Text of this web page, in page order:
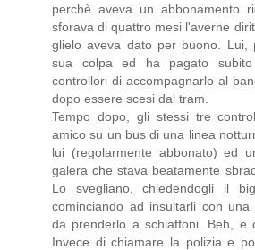
perchè aveva un abbonamento
sforava di quattro mesi l'averne
glielo aveva dato per buono. Lui,
sua colpa ed ha pagato
controllori di accompagnarlo al
dopo essere scesi dal tram.
Tempo dopo, gli stessi tre
amico su un bus di una linea
lui (regolarmente abbonato) ed
galera che stava beatamente
Lo svegliano, chiedendogli il
cominciando ad insultarli con
da prenderlo a schiaffoni. Beh, e
Invece di chiamare la polizia e